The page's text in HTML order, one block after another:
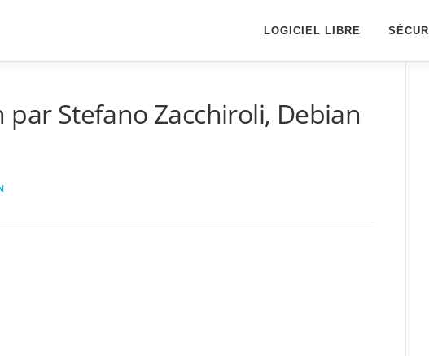
LOGICIEL LIBRE
Stefano Zacchiroli, Debian